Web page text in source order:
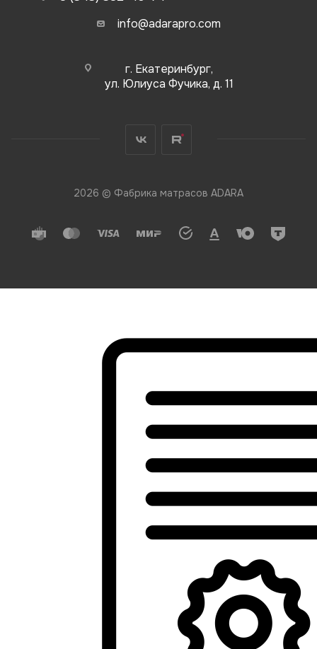
info@adarapro.com
г. Екатеринбург,
ул. Юлиуса Фучика, д. 11
2026 © Фабрика матрасов ADARA